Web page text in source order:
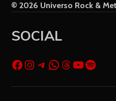
© 2026 Universo Rock &
SOCIAL